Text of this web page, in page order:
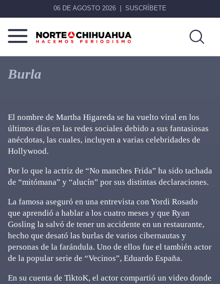
06 DE AGOSTO 2026 SUSCRÍBETE
Norte
Chihuahua
Más
que
noticias,
Burla
El nombre de Martha Higareda se ha vuelto viral en los
últimos días en las redes sociales debido a sus fantasiosas
anécdotas, las cuales, incluyen a varias celebridades de
Hollywood.
Por lo que la actriz de “No manches Frida” ha sido tachada
de “mitómana” y “alucín” por sus distintas declaraciones.
La famosa aseguró en una entrevista con Yordi Rosado
que aprendió a hablar a los cuatro meses y que Ryan
Gosling la salvó de tener un accidente en un restaurante,
hecho que desató las burlas de varios cibernautas y
personas de la farándula. Uno de ellos fue el también actor
de la popular serie de “Vecinos”, Eduardo España.
En su cuenta de TiktoK, el actor compartió un video donde